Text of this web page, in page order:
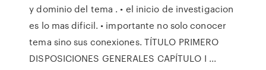
y dominio del tema . • el inicio de investigacion
es lo mas dificil. • importante no solo conocer
tema sino sus conexiones. TÍTULO PRIMERO
DISPOSICIONES GENERALES CAPÍTULO I ...